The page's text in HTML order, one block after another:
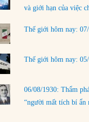
và giới hạn của việc
Thế giới hôm nay:
Thế giới hôm nay:
06/08/1930: Thẩm
“người mất tích bí ẩn